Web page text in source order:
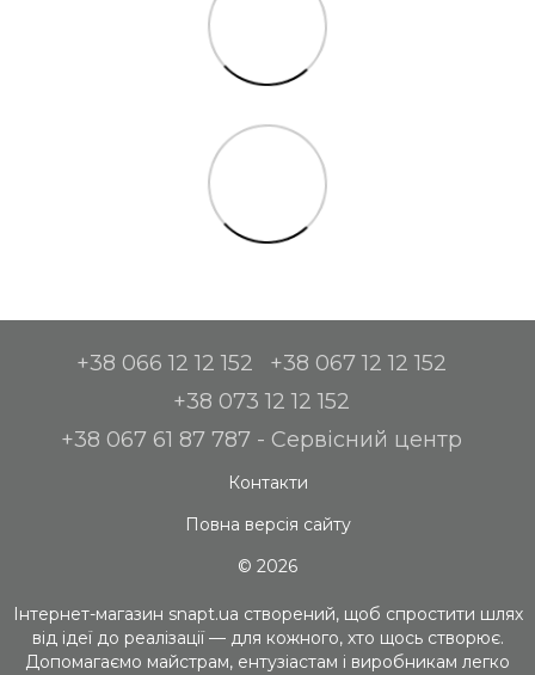
+38 066 12 12 152
+38 067 12 12 152
+38 073 12 12 152
+38 067 61 87 787 - Сервісний центр
Контакти
Повна версія сайту
© 2026
Інтернет-магазин snapt.ua створений, щоб спростити шлях
від ідеї до реалізації — для кожного, хто щось створює.
Допомагаємо майстрам, ентузіастам і виробникам легко